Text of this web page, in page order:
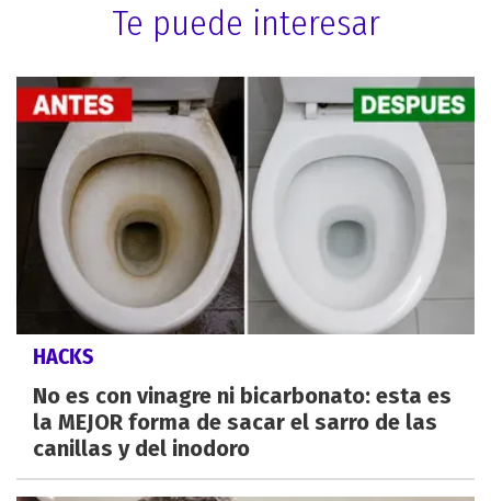
Te puede interesar
HACKS
No es con vinagre ni bicarbonato: esta es
la MEJOR forma de sacar el sarro de las
canillas y del inodoro